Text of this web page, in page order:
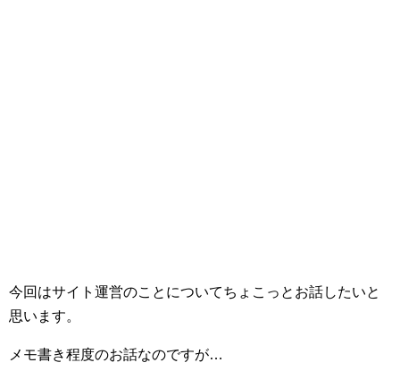
今回はサイト運営のことについてちょこっとお話したいと
思います。
メモ書き程度のお話なのですが…